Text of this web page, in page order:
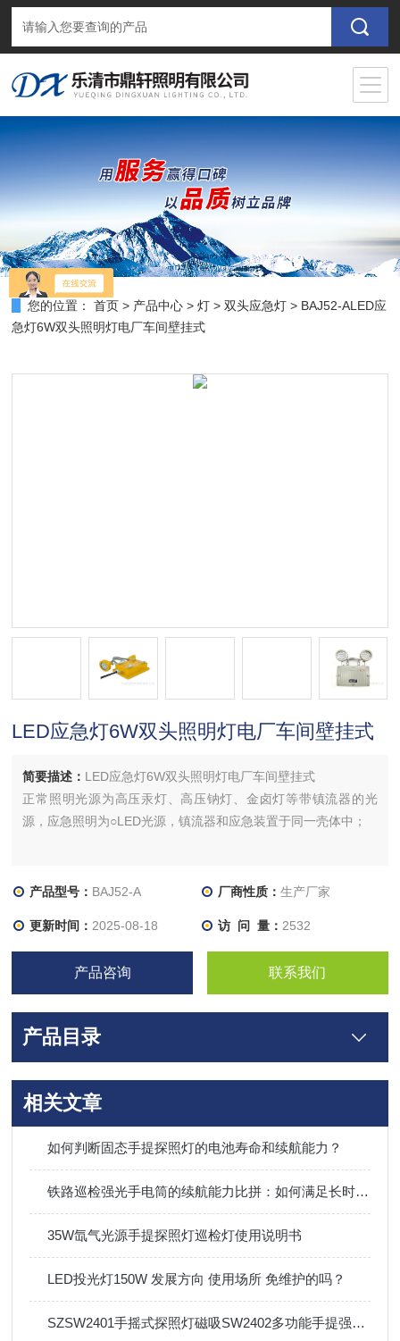
您的位置： 首页 > 产品中心 >灯 >双头应急灯 > BAJ52-ALED应
急灯6W双头照明灯电厂车间壁挂式
LED应急灯6W双头照明灯电厂车间壁挂式
简要描述： LED应急灯6W双头照明灯电厂车间壁挂式
正常照明光源为高压汞灯、高压钠灯、金卤灯等带镇流器的光
源，应急照明为○LED光源，镇流器和应急装置于同一壳体中；
产品型号： BAJ52-A 厂商性质： 生产厂家
更新时间： 2025-08-18 访 问 量： 2532
产品咨询 联系我们
产品目录
相关文章
如何判断固态手提探照灯的电池寿命和续航能力？
铁路巡检强光手电筒的续航能力比拼：如何满足长时间夜间作业需求？
35W氙气光源手提探照灯巡检灯使用说明书
LED投光灯150W 发展方向 使用场所 免维护的吗？
SZSW2401手摇式探照灯磁吸SW2402多功能手提强光巡检工作灯灯